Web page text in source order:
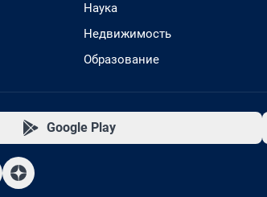
Наука
Недвижимость
Образование
Google Play